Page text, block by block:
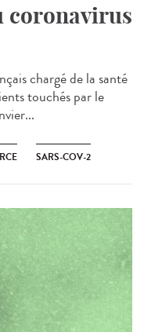
coronavirus
chargé de la santé
touchés par le
SARS-COV-2